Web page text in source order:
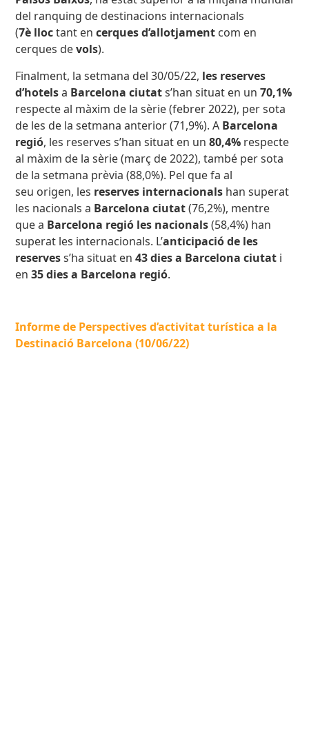
del ranquing de destinacions internacionals
(7è lloctant encerques d’allotjament com en
cerques devols).
Finalment, la setmana del 30/05/22, les reserves
d’hotelsa Barcelona ciutats’han situat en un 70,1%
respecte al màxim de la sèrie (febrer 2022), per sota
de les de la setmana anterior (71,9%). A Barcelona
regió, les reserves s’han situat en un80,4% respecte
al màxim de la sèrie (març de 2022), també per sota
de la setmana prèvia (88,0%). Pel que fa al
seu origen, les reserves internacionals han superat
les nacionals a Barcelona ciutat(76,2%), mentre
que a Barcelona regió les nacionals(58,4%) han
superat les internacionals. L’anticipació de les
reservess’ha situat en 43 dies a Barcelona ciutat i
en 35 dies a Barcelona regió.
Informe de Perspectives d’activitat turística a la
Destinació Barcelona (10/06/22)